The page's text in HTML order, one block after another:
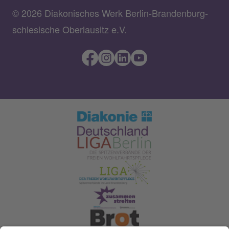
© 2026 Diakonisches Werk Berlin-Brandenburg-
schlesische Oberlausitz e.V.